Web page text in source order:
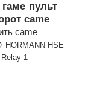
гаме пульт
came
came
HORMANN HSE
Relay-1